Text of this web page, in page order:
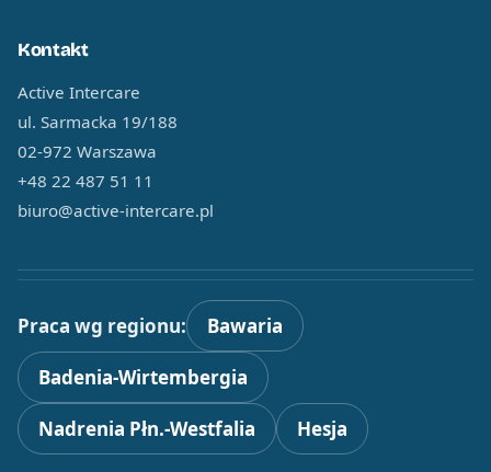
Kontakt
Active Intercare
ul. Sarmacka 19/188
02-972 Warszawa
+48 22 487 51 11
biuro@active-intercare.pl
Praca wg regionu: Bawaria
Badenia-Wirtembergia
Nadrenia Płn.-Westfalia Hesja